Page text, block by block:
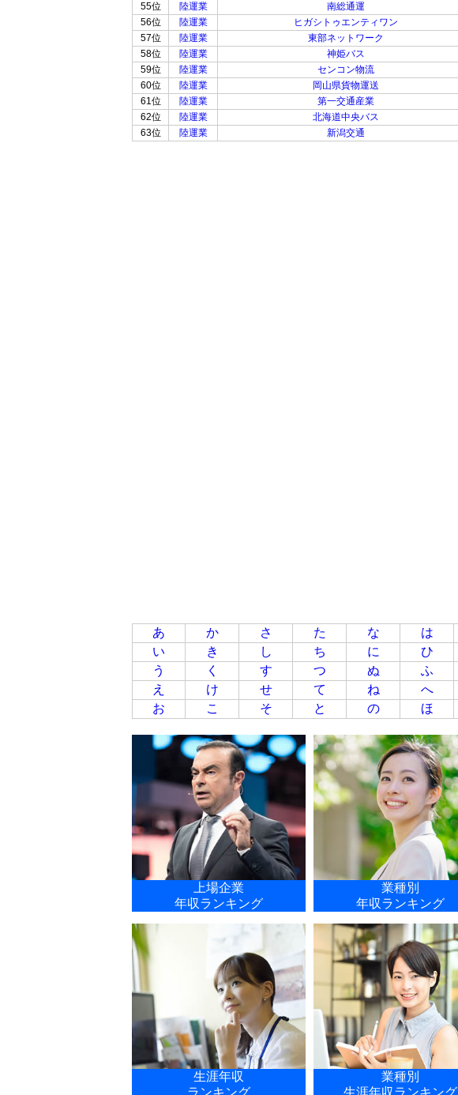
55位
陸運業 南総通運
56位
陸運業 ヒガシトゥエンティワン
57位
陸運業 東部ネットワーク
58位
陸運業 神姫バス
59位
陸運業 センコン物流
60位
陸運業 岡山県貨物運送
61位
陸運業 第一交通産業
62位
陸運業 北海道中央バス
63位
陸運業 新潟交通
あ か さ た な は
い
き し ち に ひ
う
く す つ ぬ ふ
え
け せ て ね へ
お
こ そ と の ほ
上場企業
年収ランキング
業種別
年収ランキング
生涯年収
業種別